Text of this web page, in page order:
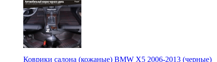
Коврики салона (кожаные) BMW X5 2006-2013 (черные)